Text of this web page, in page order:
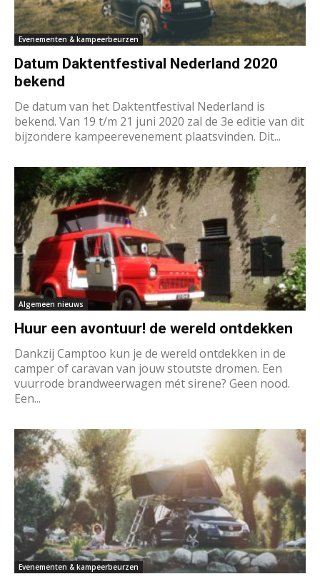
Evenementen & kampeerbeurzen
Datum Daktentfestival Nederland 2020
bekend
De datum van het Daktentfestival Nederland is
bekend. Van 19 t/m 21 juni 2020 zal de 3e editie van dit
bijzondere kampeerevenement plaatsvinden. Dit...
Algemeen nieuws
Huur een avontuur! de wereld ontdekken
Dankzij Camptoo kun je de wereld ontdekken in de
camper of caravan van jouw stoutste dromen. Een
vuurrode brandweerwagen mét sirene? Geen nood.
Een...
Evenementen & kampeerbeurzen